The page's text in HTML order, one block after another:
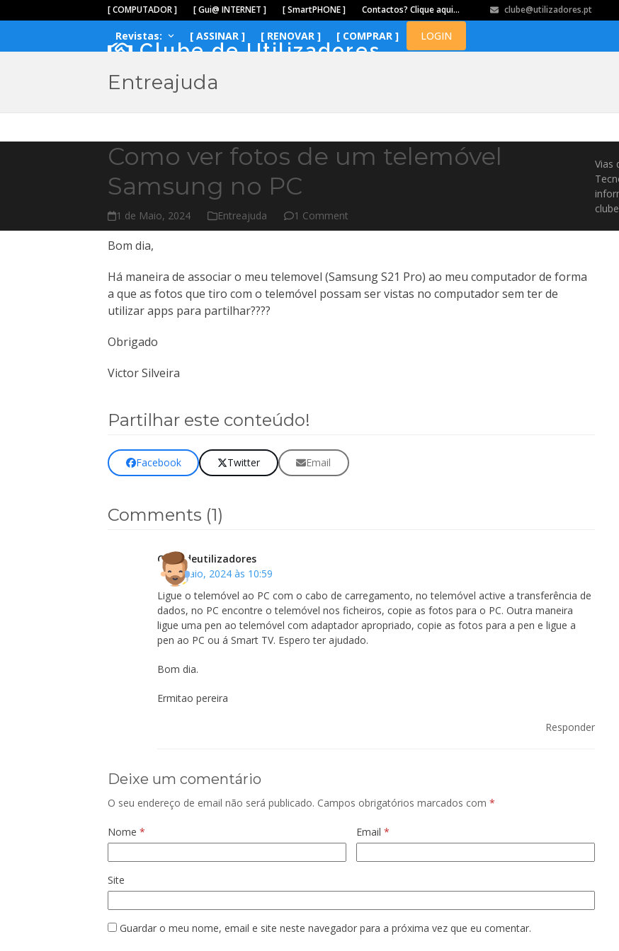
to
[ COMPUTADOR ] [ Gui@ INTERNET ] [ SmartPHONE ] Contactos? Clique aqui… clube@utilizadores.pt
Clube de Utilizadores
Revistas: [ ASSINAR ] [ RENOVAR ] [ COMPRAR ] LOGIN
Entreajuda
Como ver fotos de um telemóvel
Samsung no PC
1 de Maio, 2024 Entreajuda 1 Comment
Bom dia,
Há maneira de associar o meu telemovel (Samsung S21 Pro) ao meu computador de forma
a que as fotos que tiro com o telemóvel possam ser vistas no computador sem ter de
utilizar apps para partilhar????
Obrigado
Victor Silveira
Partilhar este conteúdo!
Facebook Twitter Email
Comments (1)
Clubedeutilizadores
1 de Maio, 2024 às 10:59
Ligue o telemóvel ao PC com o cabo de carregamento, no telemóvel active a transferência de
dados, no PC encontre o telemóvel nos ficheiros, copie as fotos para o PC. Outra maneira
ligue uma pen ao telemóvel com adaptador apropriado, copie as fotos para a pen e ligue a
pen ao PC ou á Smart TV. Espero ter ajudado.
Bom dia.
Ermitao pereira
Responder
Deixe um comentário
O seu endereço de email não será publicado. Campos obrigatórios marcados com *
Nome * Email *
Site
Guardar o meu nome, email e site neste navegador para a próxima vez que eu comentar.
Vias